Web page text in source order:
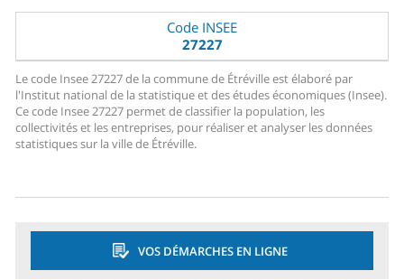
Code INSEE
27227
Le code Insee 27227 de la commune de Étréville est élaboré par
l'Institut national de la statistique et des études économiques (Insee).
Ce code Insee 27227 permet de classifier la population, les
collectivités et les entreprises, pour réaliser et analyser les données
statistiques sur la ville de Étréville.
VOS DÉMARCHES EN LIGNE